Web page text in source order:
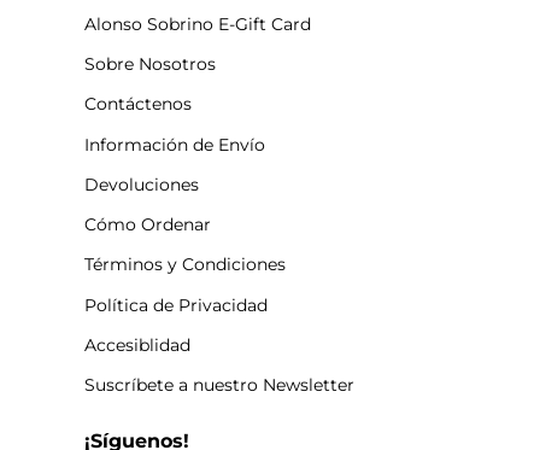
Alonso Sobrino E-Gift Card
Sobre Nosotros
Contáctenos
Información de Envío
Devoluciones
Cómo Ordenar
Términos y Condiciones
Política de Privacidad
Accesiblidad
Suscríbete a nuestro Newsletter
¡Síguenos!